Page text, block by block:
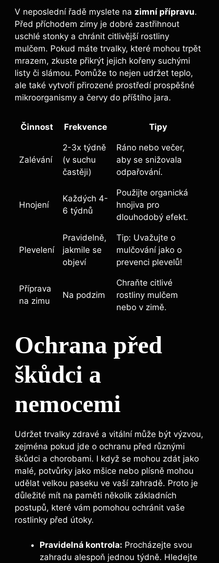
V neposlední řadě myslete na zimní přípravu.
Před příchodem zimy je dobré zastřihnout
uschlé stonky a chránit citlivější rostliny
mulčem. Pokud máte trvalky, které mohou trpět
mrazem, zkuste přikrýt jejich kořeny suchými
listy či slámou. Pomůže to nejen udržet teplo,
ale také vytvoří přirozené prostředí prospěšné
mikroorganismy a červy do příštího jara.
Činnost Frekvence Tipy
Zalévání
2-3x týdně
(v suchu
častěji)
Ráno nebo večer,
aby se snižovala
odpařování.
Hnojení
Každých 4-
6 týdnů
Použijte organická
hnojiva pro
dlouhodobý efekt.
Plevelení
Pravidelně,
jakmile se
objeví
Tip: Uvažujte o
mulčování jako o
prevenci plevelů!
Příprava
na zimu
Na podzim
Chraňte citlivé
rostliny mulčem
nebo v zimě.
Ochrana před
škůdci a
nemocemi
Udržet trvalky zdravé a vitální může být výzvou,
zejména pokud jde o ochranu před různými
škůdci a chorobami. I když se mohou zdát jako
malé, potvůrky jako mšice nebo plísně mohou
udělat velkou paseku ve vaší zahradě. Proto je
důležité mít na paměti několik základních
postupů, které vám pomohou ochránit vaše
rostlinky před útoky.
Pravidelná kontrola: Procházejte svou
zahradu alespoň jednou týdně. Hledejte